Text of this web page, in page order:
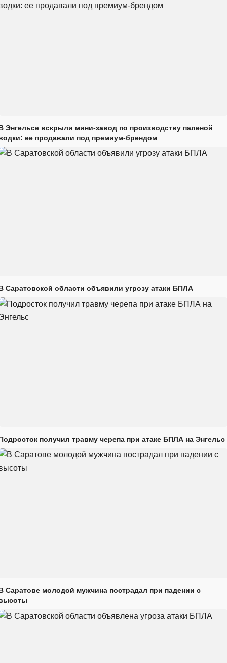
Энгельсе вскрыли мини-завод по производству паленой
ее продавали под премиум-брендом
Саратовской области объявили угрозу атаки БПЛА
получил травму черепа при атаке БПЛА на Энгельс
Саратове молодой мужчина пострадал при падении с